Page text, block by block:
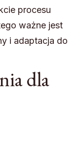
procesu
ważne jest
i adaptacja do
dla